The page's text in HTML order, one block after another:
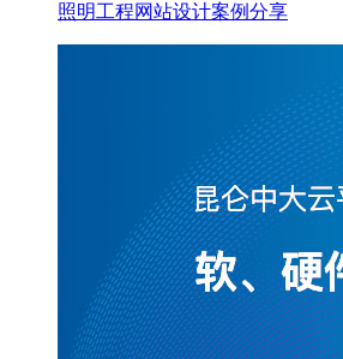
照明工程网站设计案例分享